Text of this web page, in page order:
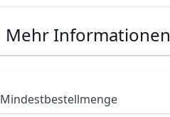
Mehr Informationen
Mindestbestellmenge